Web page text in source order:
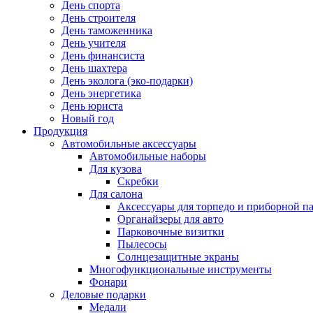
День спорта
День строителя
День таможенника
День учителя
День финансиста
День шахтера
День эколога (эко-подарки)
День энергетика
День юриста
Новый год
Продукция
Автомобильные аксессуары
Автомобильные наборы
Для кузова
Скребки
Для салона
Аксессуары для торпедо и приборной
Органайзеры для авто
Парковочные визитки
Пылесосы
Солнцезащитные экраны
Многофункциональные инструменты
Фонари
Деловые подарки
Медали